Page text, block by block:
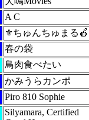
A C
⚜️ちゅんちゅまる🍎
春の袋
鳥肉食べたい
かみうらカンポ
Piro 810 Sophie
Silyamara, Certified